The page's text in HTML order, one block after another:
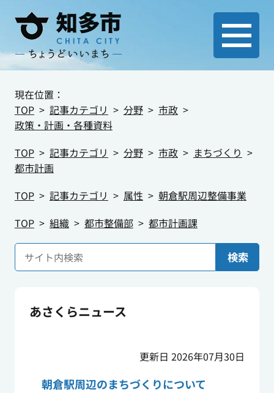
現在位置：
TOP
記事カテゴリ 分野
市政
政策・計画・各種資料
TOP
記事カテゴリ 分野 市政
まちづくり
都市計画
TOP
記事カテゴリ 属性
朝倉駅周辺整備事業
TOP
組織 都市整備部 都市計画課
検索
あさくらニュース
更新日 2026年07月30日
朝倉駅周辺のまちづくりについて